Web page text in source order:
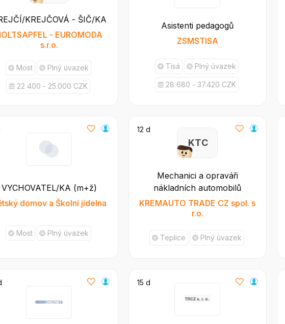
KREJČOVÁ - ŠIČ/KA
- EUROMODA
s.r.o.
Most Plný úvazek
22 400 - 25.000 CZK
Asistenti pedagogů
ZSMSTISA
Tisá Plný úvazek
28 680 - 37.420 CZK
VYCHOVATEL/KA (m+ž)
domov a Školní jídelna
Most Plný úvazek
12 d
K T C
Mechanici a opraváři
nákladních automobilů
KREMAUTO TRADE CZ spol. s
r.o.
Teplice Plný úvazek
15 d